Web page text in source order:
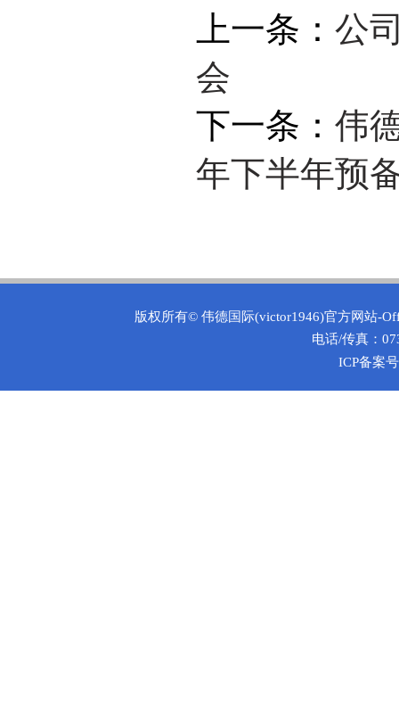
上一条： 公
会
下一条： 伟
年下半年预
版权所有© 伟德国际(victor1946)官方网站-
电话/传真：
ICP备案